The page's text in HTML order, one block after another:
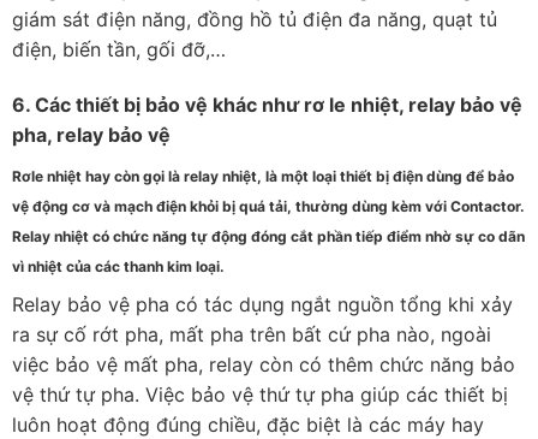
giám sát điện năng, đồng hồ tủ điện đa năng, quạt tủ
điện, biến tần, gối đỡ,…
6. Các thiết bị bảo vệ khác như rơ le nhiệt, relay bảo vệ
pha, relay bảo vệ
Rơle nhiệt hay còn gọi là relay nhiệt, là một loại thiết bị điện dùng để bảo
vệ động cơ và mạch điện khỏi bị quá tải, thường dùng kèm với Contactor.
Relay nhiệt có chức năng tự động đóng cắt phần tiếp điểm nhờ sự co dãn
vì nhiệt của các thanh kim loại.
Relay bảo vệ pha có tác dụng ngắt nguồn tổng khi xảy
ra sự cố rớt pha, mất pha trên bất cứ pha nào, ngoài
việc bảo vệ mất pha, relay còn có thêm chức năng bảo
vệ thứ tự pha. Việc bảo vệ thứ tự pha giúp các thiết bị
luôn hoạt động đúng chiều, đặc biệt là các máy hay